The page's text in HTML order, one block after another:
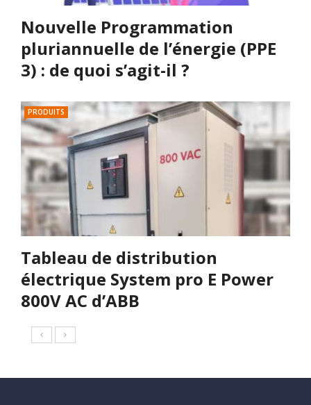
Nouvelle Programmation
pluriannuelle de l’énergie (PPE
3) : de quoi s’agit-il ?
PRODUITS
Tableau de distribution
électrique System pro E Power
800V AC d’ABB